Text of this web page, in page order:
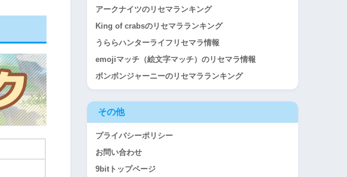
アークナイツのリセマランキング
King of crabsのリセマラランキング
うららハンターライフリセマラ情報
emojiマッチ（絵文字マッチ）のリセマラ情報
ボンボンジャーニーのリセマラランキング
その他
プライバシーポリシー
お問い合わせ
9bitトップページ